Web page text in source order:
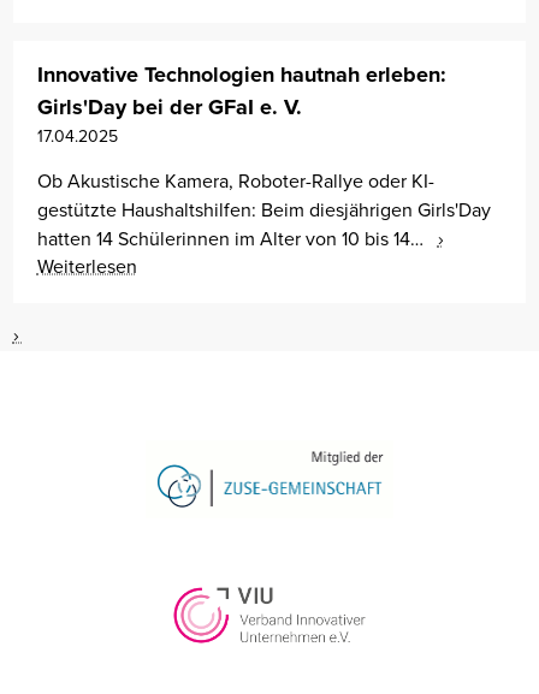
Innovative Technologien hautnah erleben:
Girls'Day bei der GFaI e. V.
17.04.2025
Ob Akustische Kamera, Roboter-Rallye oder KI-
gestützte Haushaltshilfen: Beim diesjährigen Girls'Day
hatten 14 Schülerinnen im Alter von 10 bis 14…
Weiterlesen